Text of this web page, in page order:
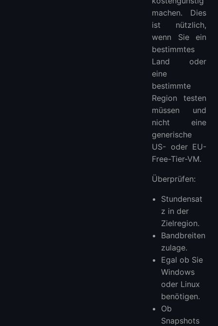
machen. Dies
ist nützlich,
wenn Sie ein
bestimmtes
Land oder
eine
bestimmte
Region testen
müssen und
nicht eine
generische
US- oder EU-
Free-Tier-VM.
Überprüfen:
Stundensat
z in der
Zielregion.
Bandbreiten
zulage.
Egal ob Sie
Windows
oder Linux
benötigen.
Ob
Snapshots